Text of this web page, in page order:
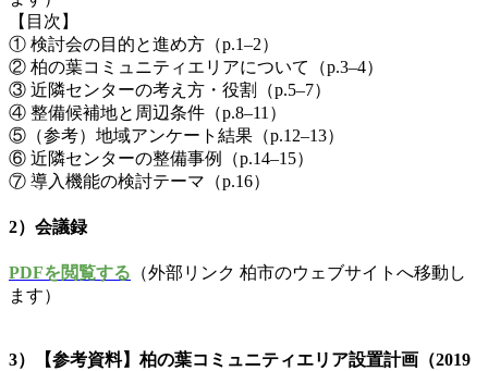
【目次】
① 検討会の目的と進め方（p.1–2）
② 柏の葉コミュニティエリアについて（p.3–4）
③ 近隣センターの考え方・役割（p.5–7）
④ 整備候補地と周辺条件（p.8–11）
⑤（参考）地域アンケート結果（p.12–13）
⑥ 近隣センターの整備事例（p.14–15）
⑦ 導入機能の検討テーマ（p.16）
2）会議録
PDFを閲覧する （外部リンク 柏市のウェブサイトへ移動し
ます）
3）【参考資料】柏の葉コミュニティエリア設置計画（2019